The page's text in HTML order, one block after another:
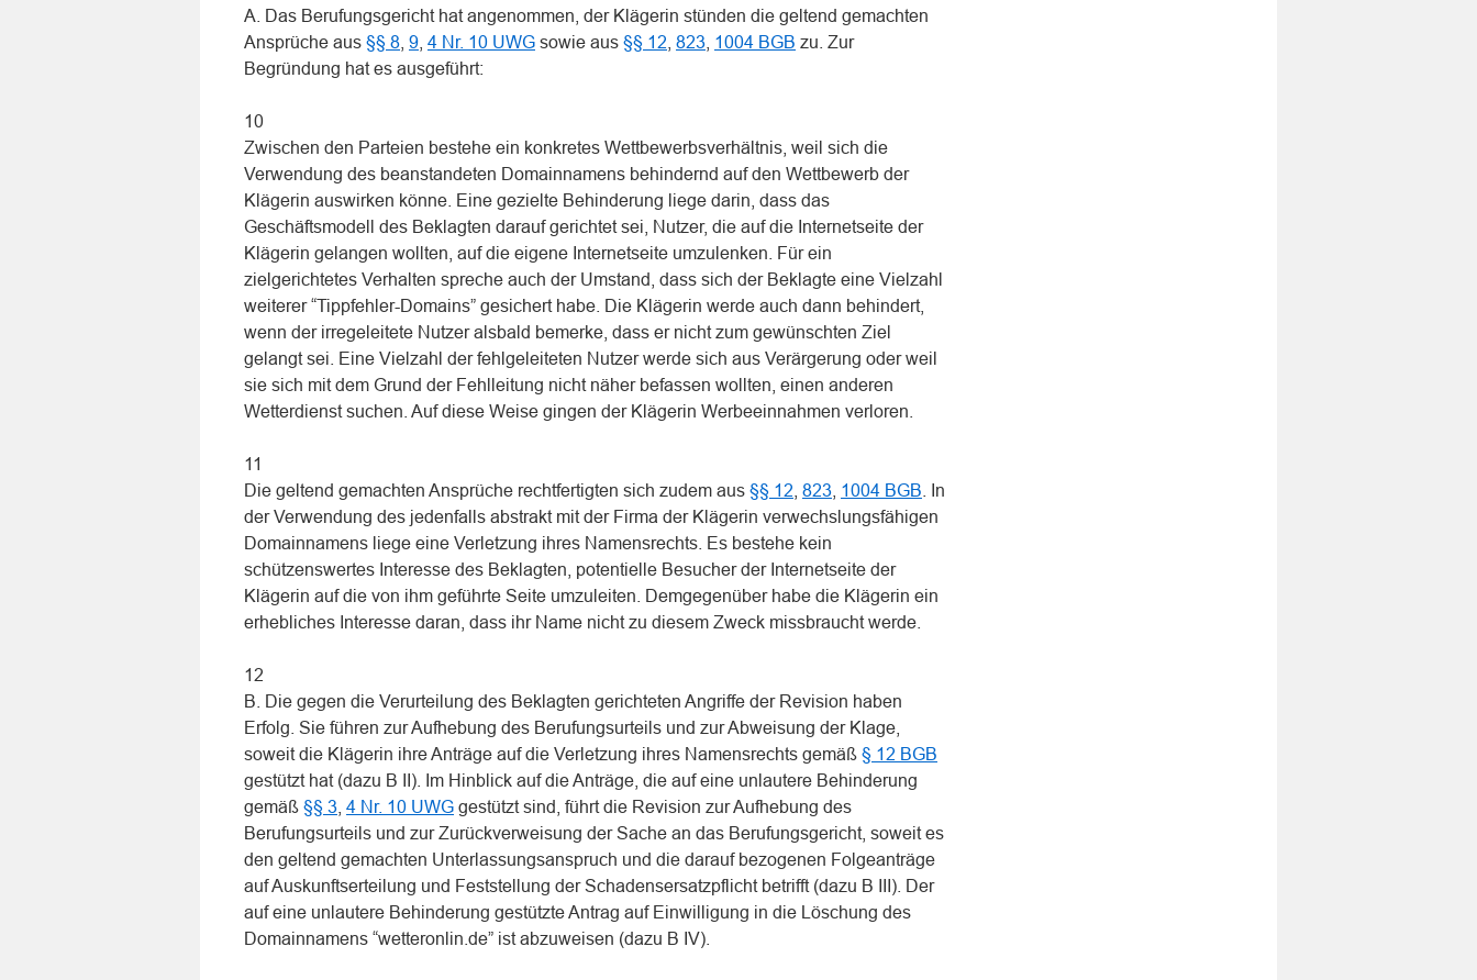
A. Das Berufungsgericht hat angenommen, der Klägerin stünden die geltend gemachten
Ansprüche aus §§ 8 9 4 Nr. 10 UWG sowie aus §§ 12 823 1004 BGB zu. Zur
Begründung hat es ausgeführt:
10
Zwischen den Parteien bestehe ein konkretes Wettbewerbsverhältnis, weil sich die
Verwendung des beanstandeten Domainnamens behindernd auf den Wettbewerb der
Klägerin auswirken könne. Eine gezielte Behinderung liege darin, dass das
Geschäftsmodell des Beklagten darauf gerichtet sei, Nutzer, die auf die Internetseite der
Klägerin gelangen wollten, auf die eigene Internetseite umzulenken. Für ein
zielgerichtetes Verhalten spreche auch der Umstand, dass sich der Beklagte eine Vielzahl
weiterer “Tippfehler-Domains” gesichert habe. Die Klägerin werde auch dann behindert,
wenn der irregeleitete Nutzer alsbald bemerke, dass er nicht zum gewünschten Ziel
gelangt sei. Eine Vielzahl der fehlgeleiteten Nutzer werde sich aus Verärgerung oder weil
sie sich mit dem Grund der Fehlleitung nicht näher befassen wollten, einen anderen
Wetterdienst suchen. Auf diese Weise gingen der Klägerin Werbeeinnahmen verloren.
11
Die geltend gemachten Ansprüche rechtfertigten sich zudem aus §§ 12 823 1004 BGB . In
der Verwendung des jedenfalls abstrakt mit der Firma der Klägerin verwechslungsfähigen
Domainnamens liege eine Verletzung ihres Namensrechts. Es bestehe kein
schützenswertes Interesse des Beklagten, potentielle Besucher der Internetseite der
Klägerin auf die von ihm geführte Seite umzuleiten. Demgegenüber habe die Klägerin ein
erhebliches Interesse daran, dass ihr Name nicht zu diesem Zweck missbraucht werde.
12
B. Die gegen die Verurteilung des Beklagten gerichteten Angriffe der Revision haben
Erfolg. Sie führen zur Aufhebung des Berufungsurteils und zur Abweisung der Klage,
soweit die Klägerin ihre Anträge auf die Verletzung ihres Namensrechts gemäß § 12 BGB
gestützt hat (dazu B II). Im Hinblick auf die Anträge, die auf eine unlautere Behinderung
gemäß §§ 3 4 Nr. 10 UWG gestützt sind, führt die Revision zur Aufhebung des
Berufungsurteils und zur Zurückverweisung der Sache an das Berufungsgericht, soweit es
den geltend gemachten Unterlassungsanspruch und die darauf bezogenen Folgeanträge
auf Auskunftserteilung und Feststellung der Schadensersatzpflicht betrifft (dazu B III). Der
auf eine unlautere Behinderung gestützte Antrag auf Einwilligung in die Löschung des
Domainnamens “wetteronlin.de” ist abzuweisen (dazu B IV).